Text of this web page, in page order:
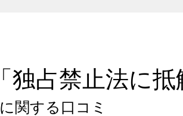
「独占禁止法に
に関する口コミ